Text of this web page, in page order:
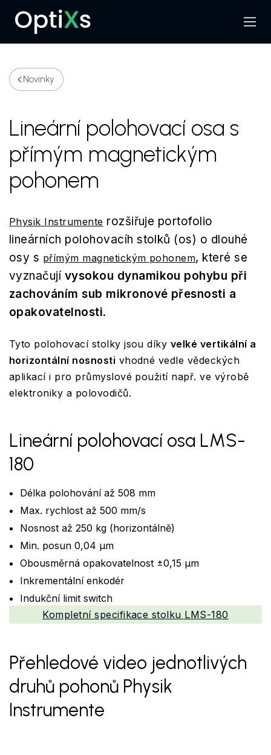
Hledat
Menu
Novinky
Lineární polohovací osa s
přímým magnetickým
pohonem
Physik Instrumente rozšiřuje portofolio
lineárních polohovacíh stolků (os) o dlouhé
osy s přímým magnetickým pohonem, které se
vyznačují vysokou dynamikou pohybu při
zachováním sub mikronové přesnosti a
opakovatelnosti.
Tyto polohovací stolky jsou díky velké vertikální a
horizontální nosnosti vhodné vedle vědeckých
aplikací i pro průmyslové použití např. ve výrobě
elektroniky a polovodičů.
Lineární polohovací osa LMS-
180
Délka polohování až 508 mm
Max. rychlost až 500 mm/s
Nosnost až 250 kg (horizontálně)
Min. posun 0,04 µm
Obousměrná opakovatelnost ±0,15 µm
Inkrementální enkodér
Indukční limit switch
Kompletní specifikace stolku LMS-180
Přehledové video jednotlivých
druhů pohonů Physik
Instrumente